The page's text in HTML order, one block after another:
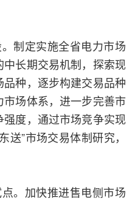
制定实施全省电力市场
长期交易机制，探索现
种，逐步构建交易品种
场体系，进一步完善市
度，通过市场竞争实现
送”市场交易体制研究，
。加快推进售电侧市场